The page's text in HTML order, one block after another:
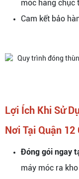
móc hàng chục
Cam kết bảo
Lợi Ích Khi Sử
Nơi Tại Quận
Đóng gói ngay
máy móc ra